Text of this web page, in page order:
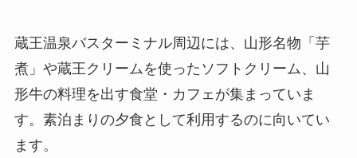
蔵王温泉バスターミナル周辺には、山形名物「芋
煮」や蔵王クリームを使ったソフトクリーム、山
形牛の料理を出す食堂・カフェが集まっていま
す。素泊まりの夕食として利用するのに向いてい
ます。